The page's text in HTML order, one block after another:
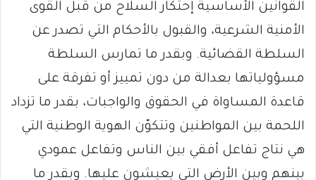
القوانين الأساسية إحتكار السلاح من قبل القوى
الأمنية الشرعية، والقبول بالأحكام التي تصدر عن
السلطة القضائية. وبقدر ما تمارس السلطة
مسؤولياتها بعدالة من دون تمييز أو تفرقة على
قاعدة المساواة في الحقوق والواجبات، بقدر ما تزداد
اللحمة بين المواطنين وتتكوّن الهوية الوطنية التي
هي نتاج تفاعل أفقي بين الناس وتفاعل عمودي
بينهم وبين الأرض التي يعيشون عليها. وبقدر ما